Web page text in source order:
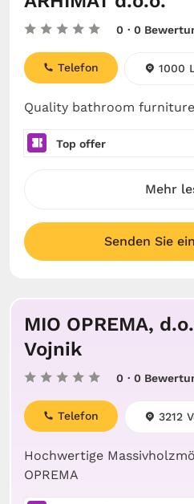
0 · 0
Quality bathroom
Telefon 1000
Top offer
Mehr
Senden Sie
MIO OPREMA,
Vojnik
0 · 0
Hochwertige
OPREMA
Telefon 3212